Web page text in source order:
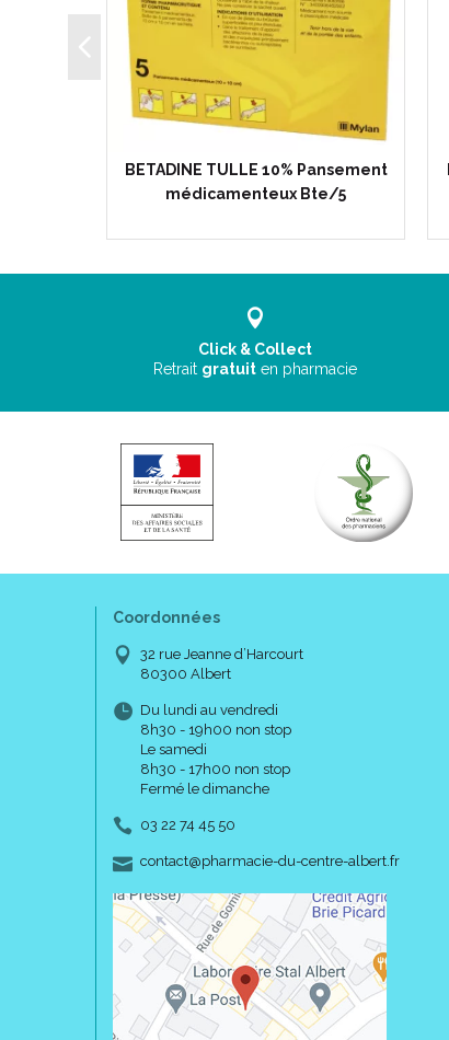
BETADINE TULLE 10% Pansement
médicamenteux Bte/5
Click & Collect
Retrait gratuit en pharmacie
Coordonnées
32 rue Jeanne d’Harcourt
80300 Albert
Du lundi au vendredi
8h30 - 19h00 non stop
Le samedi
8h30 - 17h00 non stop
Fermé le dimanche
03 22 74 45 50
contact-
@-
pharmacie-du-centre-albert.fr